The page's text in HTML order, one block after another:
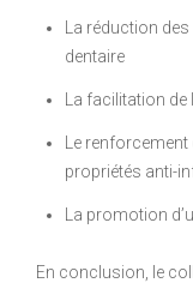
La réduction
dentaire
La facilitation
Le
propriétés anti-
La promotion
En conclusion, le